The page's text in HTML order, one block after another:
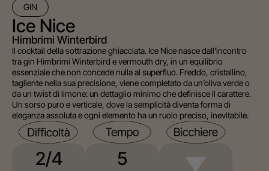
GIN
Ice Nice
Himbrimi Winterbird
Il cocktail della sottrazione ghiacciata. Ice Nice nasce dall’incontro
tra gin Himbrimi Winterbird e vermouth dry, in un equilibrio
essenziale che non concede nulla al superfluo. Freddo, cristallino,
tagliente nella sua precisione, viene completato da un’oliva verde o
da un twist di limone: un dettaglio minimo che definisce il carattere.
Un sorso puro e verticale, dove la semplicità diventa forma di
eleganza assoluta e ogni elemento ha un ruolo preciso, inevitabile.
2/4 5